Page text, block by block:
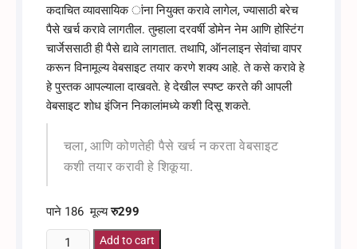
कदाचित व्यावसायिक ांना नियुक्त करावे लागेल, ज्यासाठी बरेच
पैसे खर्च करावे लागतील. तुम्हाला दरवर्षी डोमेन नेम आणि होस्टिंग
चार्जेससाठी ही पैसे द्यावे लागतात. तथापि, ऑनलाइन सेवांचा वापर
करून विनामूल्य वेबसाइट तयार करणे शक्य आहे. ते कसे करावे हे
हे पुस्तक आपल्याला दाखवते. हे देखील स्पष्ट करते की आपली
वेबसाइट शोध इंजिन निकालांमध्ये कशी दिसू शकते.
चला, आणि कोणतेही पैसे खर्च न करता वेबसाइट
कशी तयार करावी हे शिकूया.
पाने 186 मूल्यरु299
Add to cart